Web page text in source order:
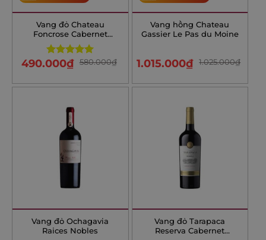
Vang đỏ Chateau
Foncrose Cabernet
Sauvignon/Merlot
Rated5.00
580.000₫
490.000₫
Vang hồng Chateau
Gassier Le Pas du Moine
1.025.000₫
1.015.000₫
Vang đỏ Ochagavia
Raices Nobles
Vang đỏ Tarapaca
Reserva Cabernet